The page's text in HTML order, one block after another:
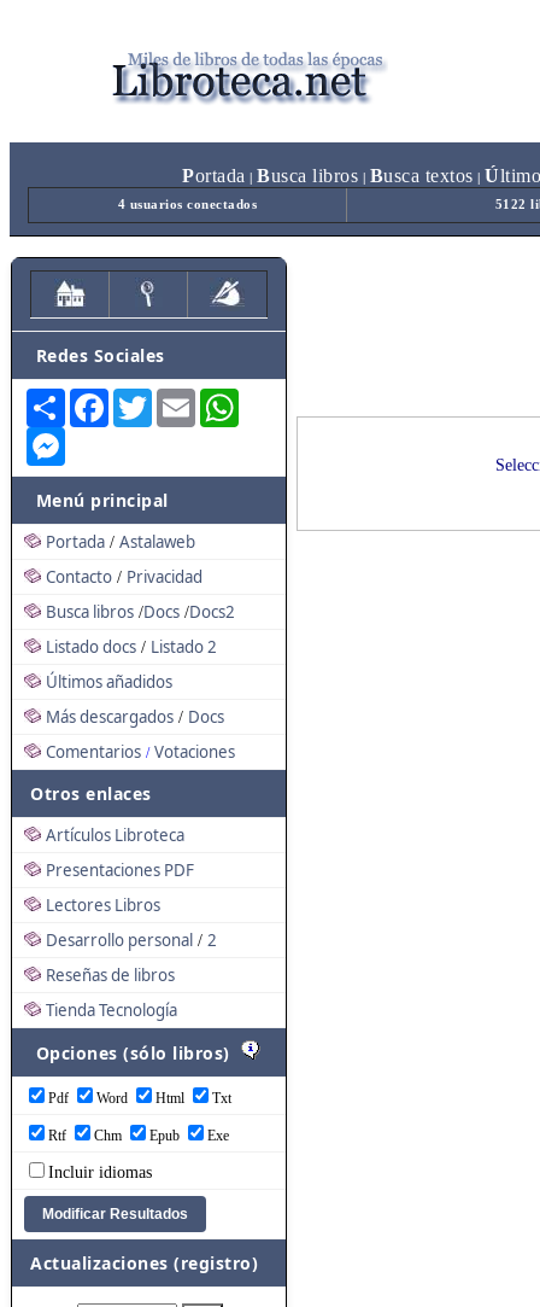
Portada Busca libros Busca textos Ú
4 usuarios conectados 5122
Redes Sociales
Share FacebookTwitterEmail
Menú principal
Portada / Astalaweb
Contacto / Privacidad
Busca libros /Docs /Docs2
Listado docs / Listado 2
Últimos añadidos
Más descargados / Docs
Comentarios / Votaciones
Otros enlaces
Artículos Libroteca
Presentaciones PDF
Lectores Libros
Desarrollo personal / 2
Reseñas de libros
Tienda Tecnología
Opciones (sólo libros)
Pdf Word Html Txt
Rtf Chm Epub Exe
Incluir idiomas
Actualizaciones (registro)